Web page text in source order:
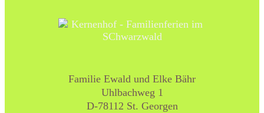
Familie Ewald und Elke Bähr
Uhlbachweg 1
D-78112 St. Georgen